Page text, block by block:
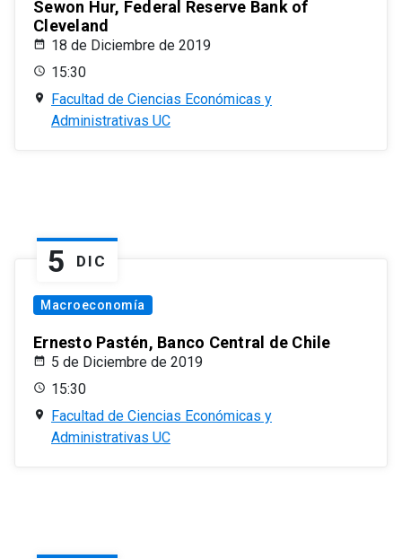
Sewon Hur, Federal Reserve Bank of
Cleveland
18 de Diciembre de 2019
15:30
Facultad de Ciencias Económicas y
Administrativas UC
5 DIC
Macroeconomía
Ernesto Pastén, Banco Central de Chile
5 de Diciembre de 2019
15:30
Facultad de Ciencias Económicas y
Administrativas UC